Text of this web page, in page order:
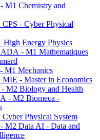
M1 Chemistry and
- Cyber Physical
Energy Physics
- M1 Mathematiques
M1 Mechanics
- Master in Economics
M2 Biology and Health
- M2 Biomeca -
Physical System
Data AI - Data and